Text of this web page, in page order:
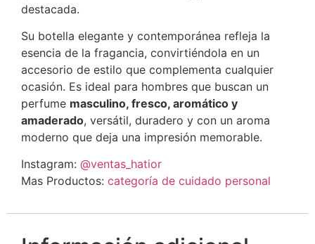
destacada.
Su botella elegante y contemporánea refleja la
esencia de la fragancia, convirtiéndola en un
accesorio de estilo que complementa cualquier
ocasión. Es ideal para hombres que buscan un
perfume masculino, fresco, aromático y
amaderado, versátil, duradero y con un aroma
moderno que deja una impresión memorable.
Instagram: @ventas_hatior
Mas Productos: categoría de cuidado personal